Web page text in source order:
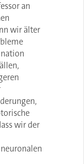
an
wir älter
wir der